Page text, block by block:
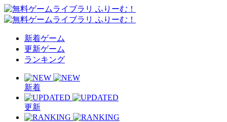
新着ゲーム
更新ゲーム
ランキング
新着
更新